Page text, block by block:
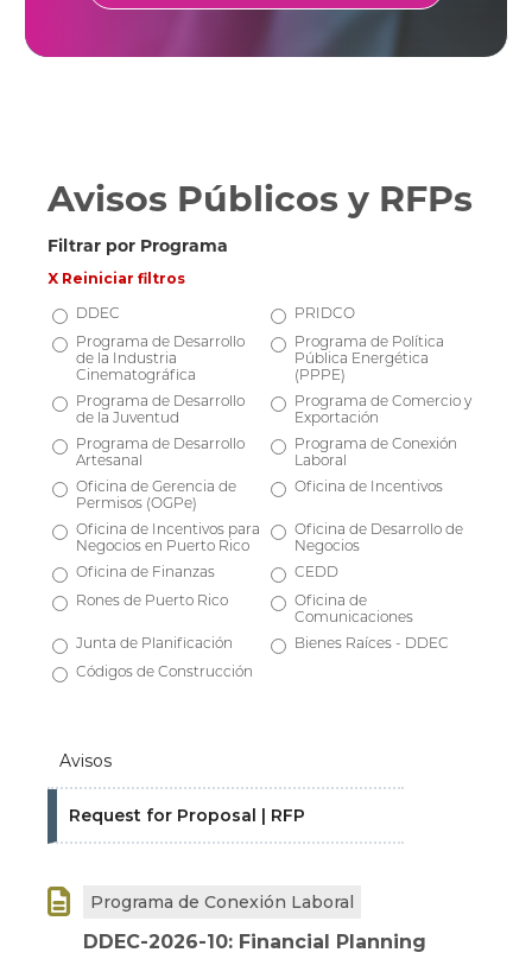
Avisos Públicos y RFPs
Filtrar por Programa
X Reiniciar filtros
DDEC
PRIDCO
Programa de Desarrollo
de la Industria
Cinematográfica
Programa de Política
Pública Energética
(PPPE)
Programa de Desarrollo
de la Juventud
Programa de Comercio y
Exportación
Programa de Desarrollo
Artesanal
Programa de Conexión
Laboral
Oficina de Gerencia de
Permisos (OGPe)
Oficina de Incentivos
Oficina de Incentivos para
Negocios en Puerto Rico
Oficina de Desarrollo de
Negocios
Oficina de Finanzas
CEDD
Rones de Puerto Rico
Oficina de
Comunicaciones
Junta de Planificación
Bienes Raíces - DDEC
Códigos de Construcción
Avisos
Request for Proposal | RFP
 Programa de Conexión Laboral
DDEC-2026-10: Financial Planning